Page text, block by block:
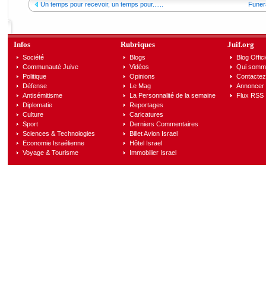
Un temps pour recevoir, un temps pour......
Infos
Société
Communauté Juive
Politique
Défense
Antisémitisme
Diplomatie
Culture
Sport
Sciences & Technologies
Economie Israélienne
Voyage & Tourisme
Rubriques
Blogs
Vidéos
Opinions
Le Mag
La Personnalité de la semaine
Reportages
Caricatures
Derniers Commentaires
Billet Avion Israel
Hôtel Israel
Immobilier Israel
Juif.org
Blog
Qui
Annoncer
Flux RSS